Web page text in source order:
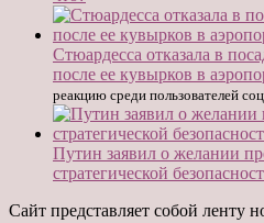
Стюардесса отказала в
после ее кувырков в
реакцию среди пользователей
Путин заявил о желании
стратегической
Сайт представляет собой ленту